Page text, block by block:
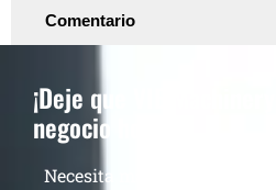
Comentario
¡Deje que VIE Machinery
negocio hoy!
Necesita más que una sola